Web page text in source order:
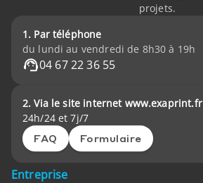
projets.
1. Par téléphone
du lundi au vendredi de 8h30 à 19h
04 67 22 36 55
2. Via le site internet www.exaprint.fr
24h/24 et 7j/7
FAQ Formulaire
Entreprise